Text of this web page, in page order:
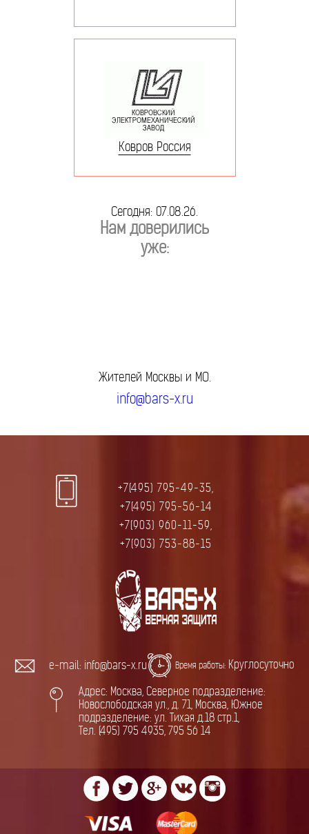
Ковров Россия
Сегодня: 07.08.26.
Нам доверились
уже:
Жителей Москвы и МО.
info@bars-x.ru
e-mail: info@bars-x.ru Время работы: Круглосуточно
Адрес: Москва, Северное подразделение:
Новослободская ул., д. 71, Москва, Южное
подразделение: ул. Тихая д.18 стр.1,
Тел. (495) 795 4935, 795 56 14
+7(495) 795-49-35,
+7(495) 795-56-14
+7(903) 960-11-59,
+7(903) 753-88-15